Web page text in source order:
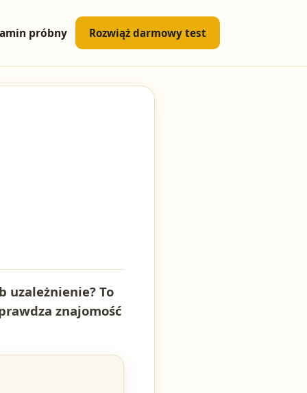
próbny Rozwiąż darmowy test
uzależnienie? To
znajomość